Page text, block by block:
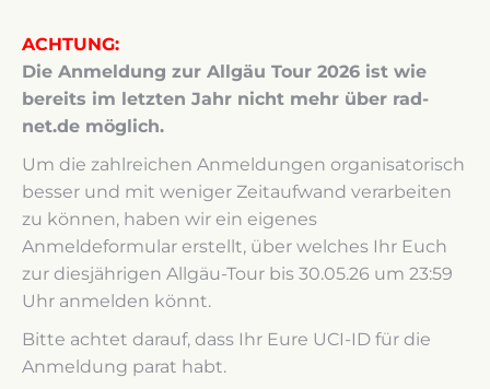
ACHTUNG:
Die Anmeldung zur Allgäu Tour 2026 ist wie
bereits im letzten Jahr nicht mehr über rad-
net.de möglich.
Um die zahlreichen Anmeldungen organisatorisch
besser und mit weniger Zeitaufwand verarbeiten
zu können, haben wir ein eigenes
Anmeldeformular erstellt, über welches Ihr Euch
zur diesjährigen Allgäu-Tour bis 30.05.26 um 23:59
Uhr anmelden könnt.
Bitte achtet darauf, dass Ihr Eure UCI-ID für die
Anmeldung parat habt.